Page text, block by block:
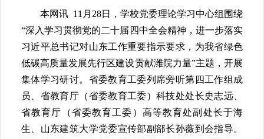
本网讯 11月28日，学校党委理论学习中心组围绕
“深入学习贯彻党的二十届四中全会精神，进一步落实
习近平总书记对山东工作重要指示要求，为我省绿色
低碳高质量发展先行区建设贡献潍院力量”主题，开展
集体学习研讨。省委教育工委列席旁听第四工作组成
员、省教育厅（省委教育工委）科技处处长史志远、
省教育厅（省委教育工委）高等教育处副处长于海
生、山东建筑大学党委宣传部副部长孙薇到会指导。